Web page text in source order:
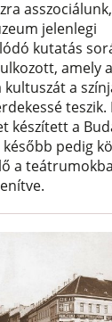
jelenlegi
kutatás
amely a
a
teszik.
készített a
később pedig
a